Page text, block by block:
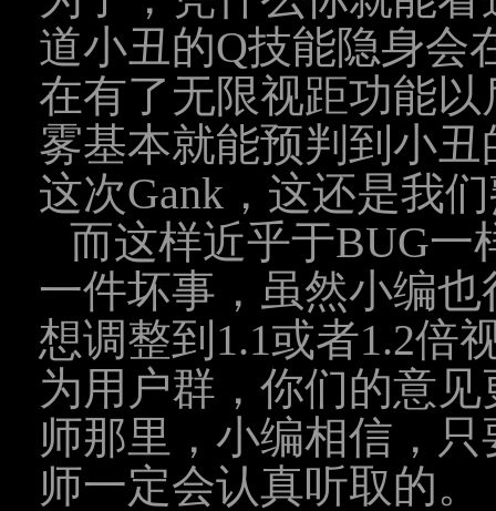
道小丑的Q技能隐身会
在有了无限视距功能
雾基本就能预判到小
这次Gank，这还是我
而这样近乎于BUG一
一件坏事，虽然小编
想调整到1.1或者1.2倍
为用户群，你们的意
师那里，小编相信，
师一定会认真听取的。